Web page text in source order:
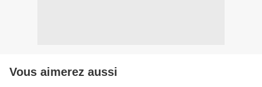
Vous aimerez aussi